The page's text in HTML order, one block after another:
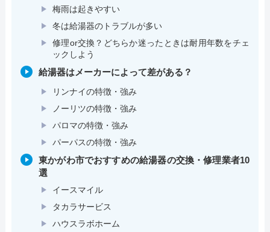
梅雨は起きやすい
冬は給湯器のトラブルが多い
修理or交換？どちらか迷ったときは耐用年数をチェ
ックしよう
給湯器はメーカーによって差がある？
リンナイの特徴・強み
ノーリツの特徴・強み
パロマの特徴・強み
パーパスの特徴・強み
東かがわ市でおすすめの給湯器の交換・修理業者10
選
イースマイル
タカラサービス
ハウスラボホーム